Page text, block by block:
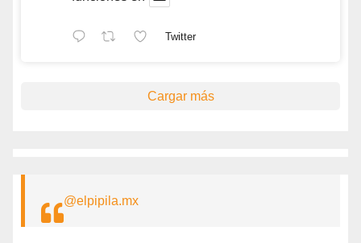
Twitter
Cargar más
@elpipila.mx